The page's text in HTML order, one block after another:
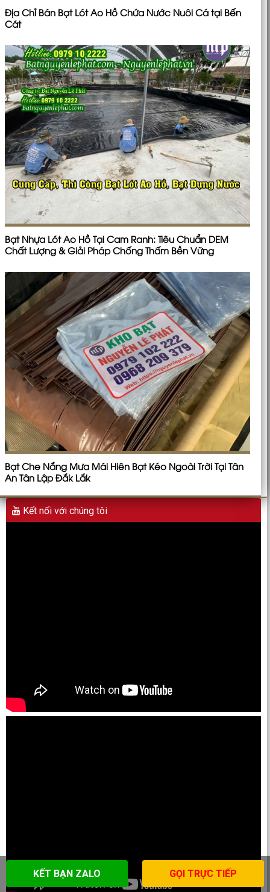
Địa Chỉ Bán Bạt Lót Ao Hồ Chứa Nước Nuôi Cá tại Bến
Cát
Bạt Nhựa Lót Ao Hồ Tại Cam Ranh: Tiêu Chuẩn DEM
Chất Lượng & Giải Pháp Chống Thấm Bền Vững
Bạt Che Nắng Mưa Mái Hiên Bạt Kéo Ngoài Trời Tại Tân
An Tân Lập Đắk Lắk
Kết nối với chúng tôi
KẾT BẠN ZALO GỌI TRỰC TIẾP